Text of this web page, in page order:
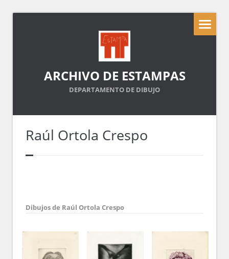
ARCHIVO DE ESTAMPAS
DEPARTAMENTO DE DIBUJO
Raúl Ortola Crespo
Dibujos de Raúl Ortola Crespo